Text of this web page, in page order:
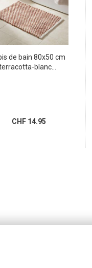
de bain 80x50 cm
blanc...
CHF 14.95